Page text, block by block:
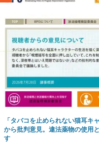
「タバコを止められない猫耳
から批判意見。違法薬物の使用
す